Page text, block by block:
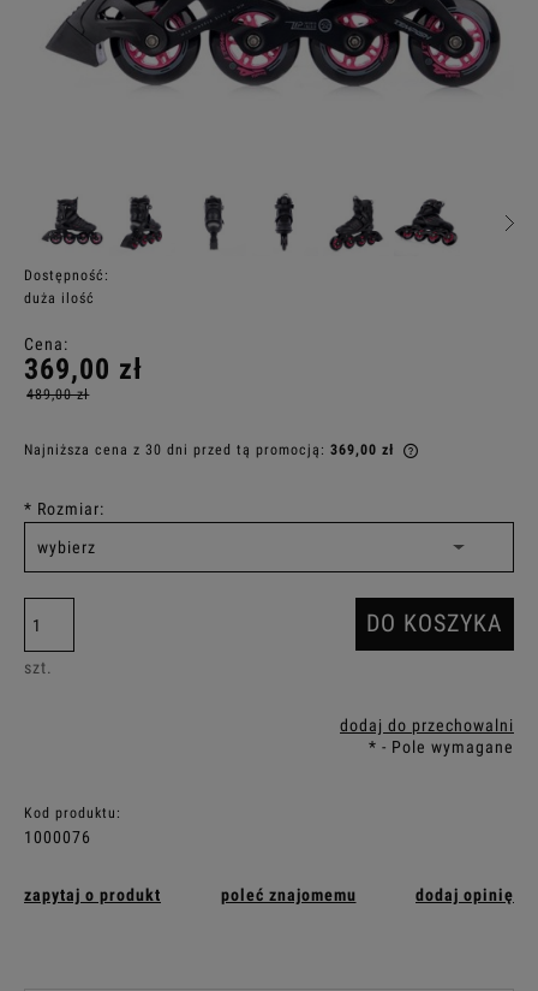
Dostępność:
duża ilość
Cena:
369,00 zł
489,00 zł
Najniższa cena z 30 dni przed tą promocją: 369,00 zł
momentu,
sprzedaży.
* Rozmiar:
szt.
DO KOSZYKA
dodaj do przechowalni
* - Pole wymagane
Kod produktu:
1000076
zapytaj o produkt poleć znajomemu dodaj opinię